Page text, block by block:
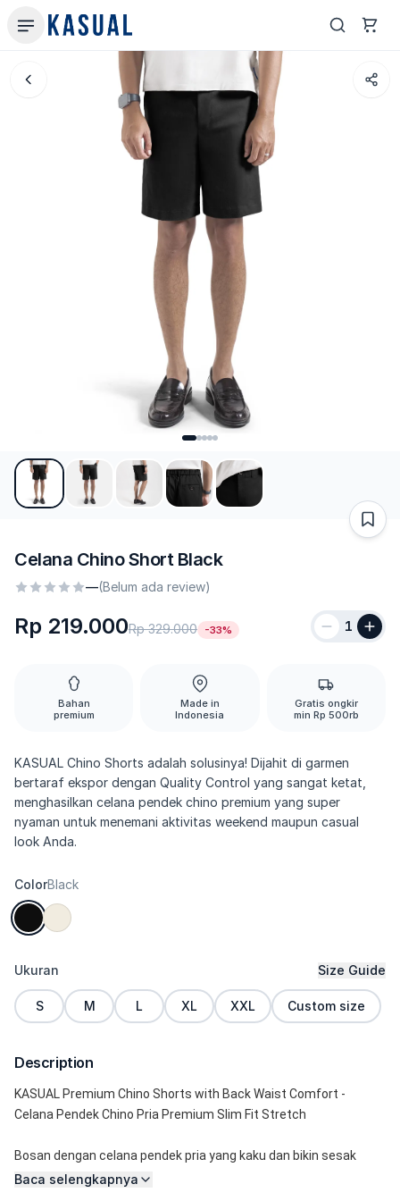
Celana Chino Short Black
—(Belum ada review)
Rp 219.000Rp 329.000 -33% 1
Bahan
premium
Made in
Indonesia
Gratis ongkir
min Rp 500rb
KASUAL Chino Shorts adalah solusinya! Dijahit di garmen
bertaraf ekspor dengan Quality Control yang sangat ketat,
menghasilkan celana pendek chino premium yang super
nyaman untuk menemani aktivitas weekend maupun casual
look Anda.
ColorBlack
Ukuran Size Guide
S M L XL XXL Custom size
Description
KASUAL Premium Chino Shorts with Back Waist Comfort -
Celana Pendek Chino Pria Premium Slim Fit Stretch
Bosan dengan celana pendek pria yang kaku dan bikin sesak
setelah makan? KASUAL Chino Shorts adalah solusinya! Dijahit di
Baca selengkapnya